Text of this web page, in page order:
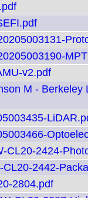
v2.pdf
M -
CL20-2424-
2442-
2804.pdf